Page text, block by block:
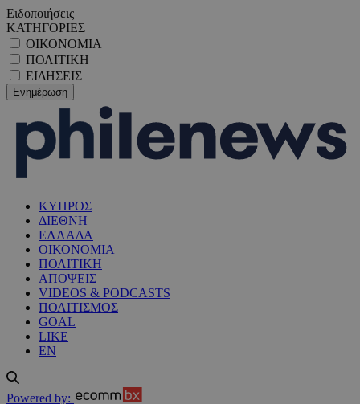
Ειδοποιήσεις
ΚΑΤΗΓΟΡΙΕΣ
ΟΙΚΟΝΟΜΙΑ
ΠΟΛΙΤΙΚΗ
ΕΙΔΗΣΕΙΣ
ΚΥΠΡΟΣ
ΔΙΕΘΝΗ
ΕΛΛΑΔΑ
ΟΙΚΟΝΟΜΙΑ
ΠΟΛΙΤΙΚΗ
ΑΠΟΨΕΙΣ
VIDEOS & PODCASTS
ΠΟΛΙΤΙΣΜΟΣ
GOAL
LIKE
EN
Powered by: